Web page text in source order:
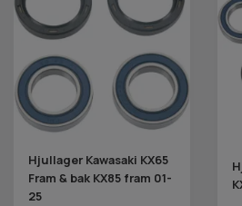
Hjullager Kawasaki KX65
Fram & bak KX85 fram 01-
25